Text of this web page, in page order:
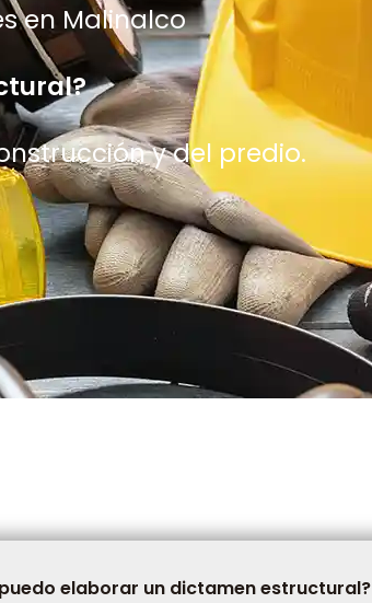
en Malinalco
y del predio.
elaborar un dictamen estructural?